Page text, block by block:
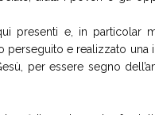
presenti e, in particolar
perseguito e realizzato una
per essere segno